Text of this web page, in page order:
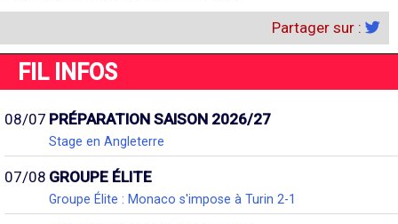
Partager sur :
FIL INFOS
08/07 PRÉPARATION SAISON 2026/27
Stage en Angleterre
07/08 GROUPE ÉLITE
Groupe Élite : Monaco s'impose à Turin 2-1